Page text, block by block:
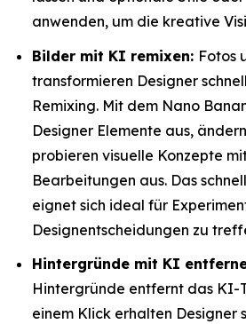
anwenden, um die kreative
Bilder mit KI remixen: Fotos
transformieren Designer
Remixing. Mit dem Nano
Designer Elemente aus,
probieren visuelle Konzepte
Bearbeitungen aus. Das
eignet sich ideal für
Designentscheidungen zu
Hintergründe mit KI
Hintergründe entfernt das KI-
einem Klick erhalten Designer